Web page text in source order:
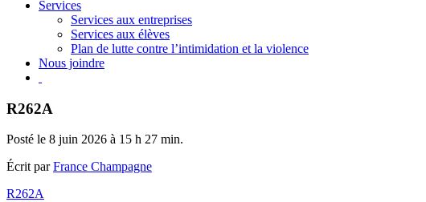
Services
Services aux entreprises
Services aux élèves
Plan de lutte contre l’intimidation et la violence
Nous joindre
R262A
Posté le 8 juin 2026 à 15 h 27 min.
Écrit parFrance Champagne
R262A